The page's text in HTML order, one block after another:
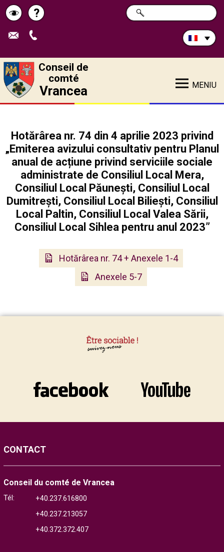
Schimbă
contrastul
Pagina
de
?
Rechercher
sur
CHERCHER
Conseil de
comté
Vrancea MENIU
Hotărârea nr. 74 din 4 aprilie 2023 privind
„Emiterea avizului consultativ pentru Planul
anual de acțiune privind serviciile sociale
administrate de Consiliul Local Mera,
Consiliul Local Păunești, Consiliul Local
Dumitrești, Consiliul Local Biliești, Consiliul
Local Paltin, Consiliul Local Valea Sării,
Consiliul Local Sihlea pentru anul 2023”
Hotărârea nr. 74 + Anexele 1-4
Anexele 5-7
CONTACT
Conseil du comté de Vrancea
Tél:
+40.237.616800
+40.237.213057
+40.372.372.407